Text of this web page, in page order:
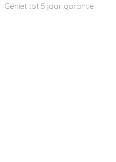
Geniet tot 5 jaar garantie